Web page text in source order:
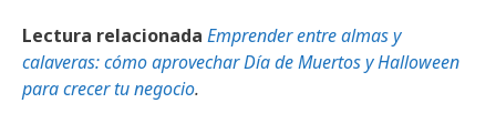
Lectura relacionada Emprender entre almas y
calaveras: cómo aprovechar Día de Muertos y Halloween
para crecer tu negocio.